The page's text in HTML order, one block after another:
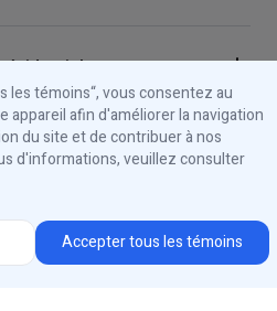
les témoins“, vous consentez au
appareil afin d'améliorer la navigation
du site et de contribuer à nos
d'informations, veuillez consulter
Accepter tous les témoins